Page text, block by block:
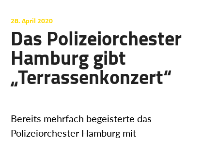
Das Polizeiorchester
Hamburg gibt
„Terrassenkonzert“
28. April 2020
Bereits mehrfach begeisterte das
Polizeiorchester Hamburg mit